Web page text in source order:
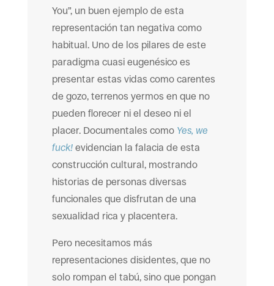
You”, un buen ejemplo de esta
representación tan negativa como
habitual. Uno de los pilares de este
paradigma cuasi eugenésico es
presentar estas vidas como carentes
de gozo, terrenos yermos en que no
pueden florecer ni el deseo ni el
placer. Documentales como Yes, we
fuck!evidencian la falacia de esta
construcción cultural, mostrando
historias de personas diversas
funcionales que disfrutan de una
sexualidad rica y placentera.
Pero necesitamos más
representaciones disidentes, que no
solo rompan el tabú, sino que pongan